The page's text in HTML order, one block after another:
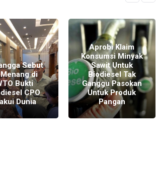
Sebut
Menang di
Bukti
CPO
Dunia
Aprobi Klaim
Konsumsi Minyak
Sawit Untuk
Biodiesel Tak
Ganggu Pasokan
Untuk Produk
Pangan